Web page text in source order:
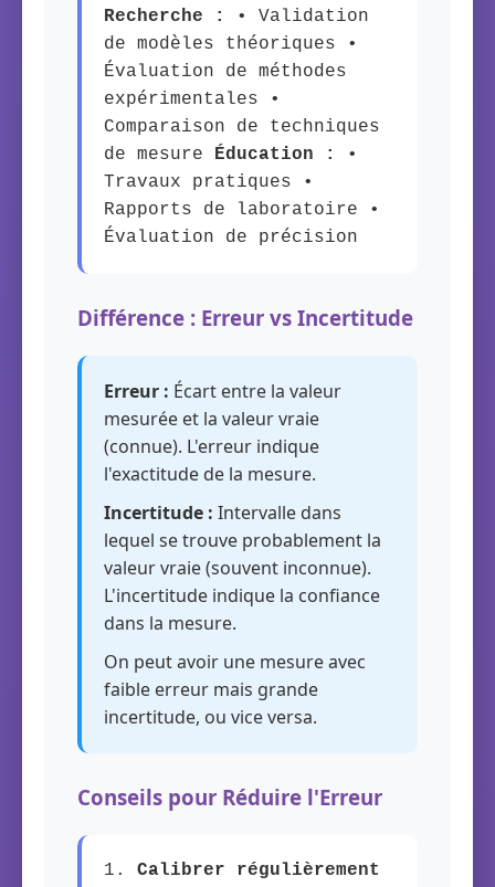
Recherche :
• Validation
de modèles théoriques •
Évaluation de méthodes
expérimentales •
Comparaison de techniques
de mesure Éducation :
•
Travaux pratiques •
Rapports de laboratoire •
Évaluation de précision
Différence : Erreur vs Incertitude
Erreur : Écart entre la valeur
mesurée et la valeur vraie
(connue). L'erreur indique
l'exactitude de la mesure.
Incertitude : Intervalle dans
lequel se trouve probablement la
valeur vraie (souvent inconnue).
L'incertitude indique la confiance
dans la mesure.
On peut avoir une mesure avec
faible erreur mais grande
incertitude, ou vice versa.
Conseils pour Réduire l'Erreur
1. Calibrer régulièrement